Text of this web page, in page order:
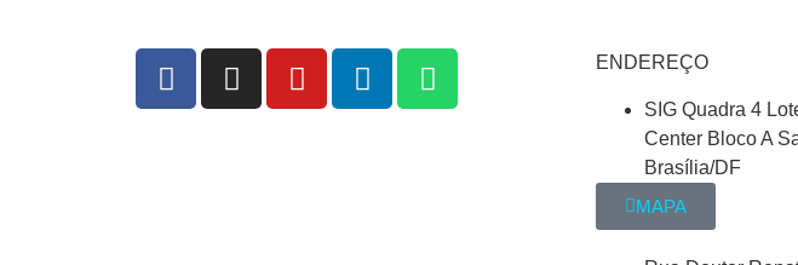
ENDEREÇO
SIG Quadra 4
Center Bloco A
Brasília/DF
MAPA